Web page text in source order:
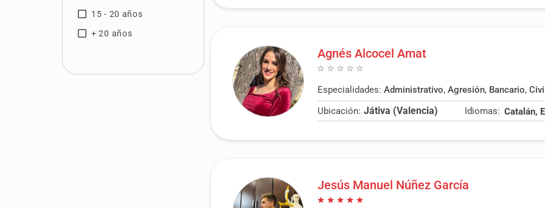
15 - 20 años
+ 20 años
Agnés Alcocel Amat
Especialidades: Administrativo, Agresión, Bancario, Civil
Ubicación: Játiva (Valencia) Idiomas:
Jesús Manuel Núñez García